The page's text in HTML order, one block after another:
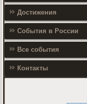
Достижения
События в России
Все события
Контакты